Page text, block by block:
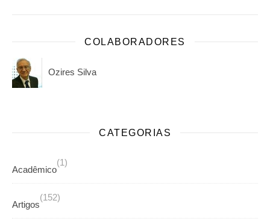
COLABORADORES
Ozires Silva
CATEGORIAS
Acadêmico
(1)
Artigos
(152)